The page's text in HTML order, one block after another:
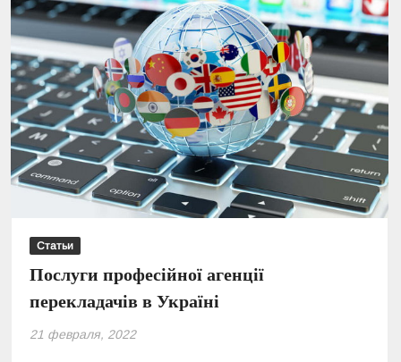
Статьи
Послуги професійної агенції
перекладачів в Україні
21 февраля, 2022